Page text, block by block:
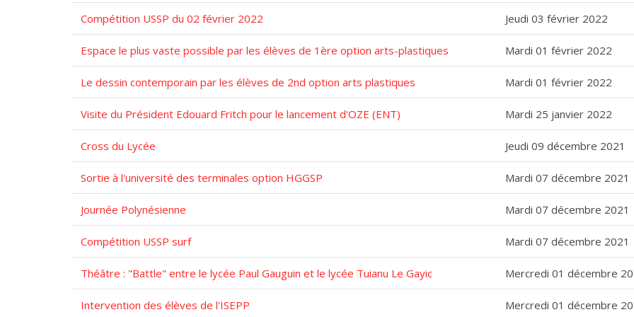
Compétition USSP du 02 février 2022 Jeudi 03 février 2022
Espace le plus vaste possible par les élèves de 1ère option arts-plastiques Mardi 01 février 2022
Le dessin contemporain par les élèves de 2nd option arts plastiques Mardi 01 février 2022
Visite du Président Edouard Fritch pour le lancement d'OZE (ENT) Mardi 25 janvier 2022
Cross du Lycée Jeudi 09 décembre 2021
Sortie à l'université des terminales option HGGSP Mardi 07 décembre 2021
Journée Polynésienne Mardi 07 décembre 2021
Compétition USSP surf Mardi 07 décembre 2021
Théâtre : "Battle" entre le lycée Paul Gauguin et le lycée Tuianu Le Gayic Mercredi 01 décembre
Intervention des élèves de l'ISEPP Mercredi 01 décembre